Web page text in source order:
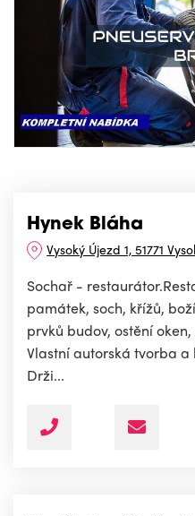
Hynek Bláha
Vysoký Újezd 1, 51771
Sochař -
památek, soch, křížů,
prvků budov, ostění
Vlastní autorská tvorba a
Drži...